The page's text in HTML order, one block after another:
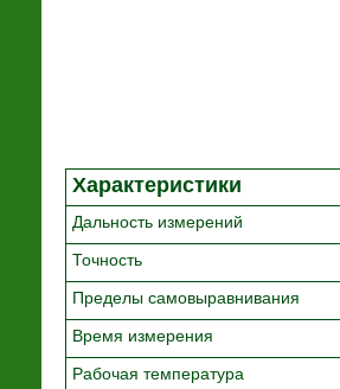
Характеристики
Дальность измерений
Точность
Пределы самовыравнивания
Время измерения
Рабочая температура